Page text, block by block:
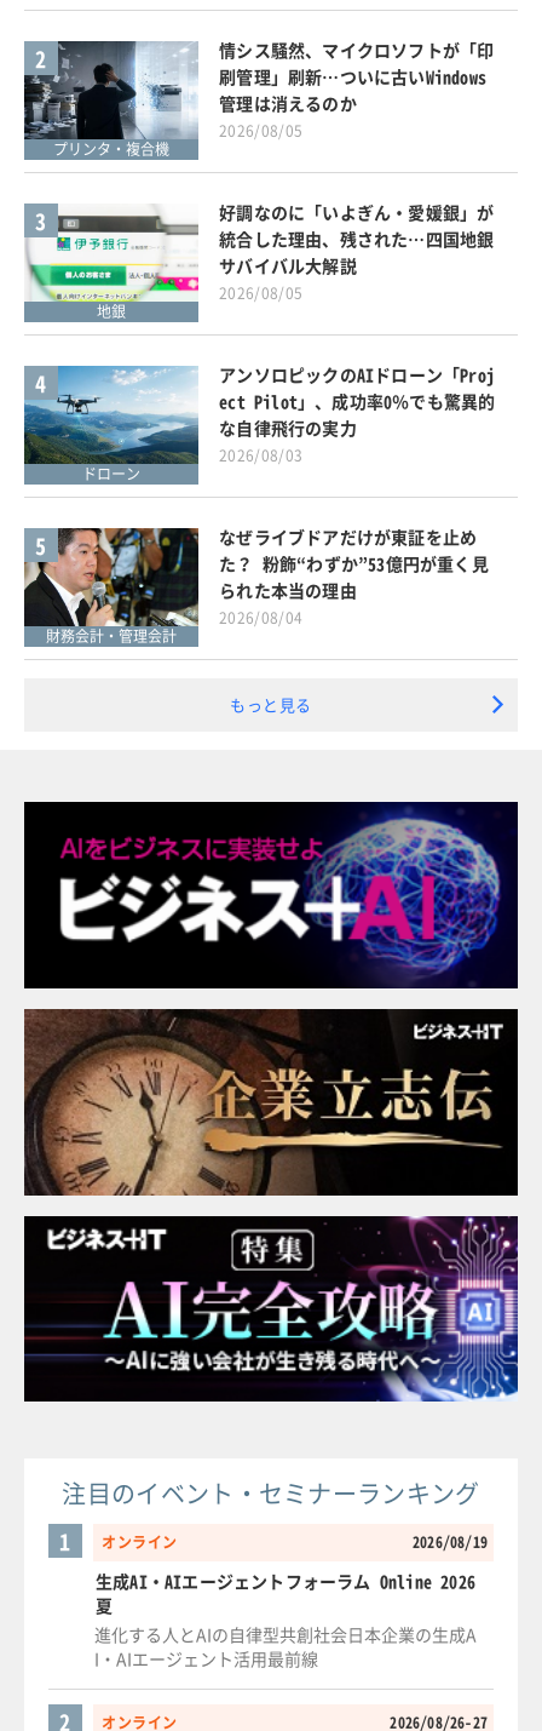
2
プリンタ・複合機
情シス騒然、マイクロソフトが「印
刷管理」刷新…ついに古いWindows
管理は消えるのか
2026/08/05
3
地銀
好調なのに「いよぎん・愛媛銀」が
統合した理由、残された…四国地銀
サバイバル大解説
2026/08/05
4
ドローン
アンソロピックのAIドローン「Proj
ect Pilot」、成功率0％でも驚異的
な自律飛行の実力
2026/08/03
5
財務会計・管理会計
なぜライブドアだけが東証を止め
た？ 粉飾“わずか”53億円が重く見
られた本当の理由
2026/08/04
もっと見る
注目のイベント・セミナーランキング
オンライン 2026/08/19
1
生成AI・AIエージェントフォーラム Online 2026
夏
進化する人とAIの自律型共創社会日本企業の生成A
I・AIエージェント活用最前線
オンライン 2026/08/26-27
2